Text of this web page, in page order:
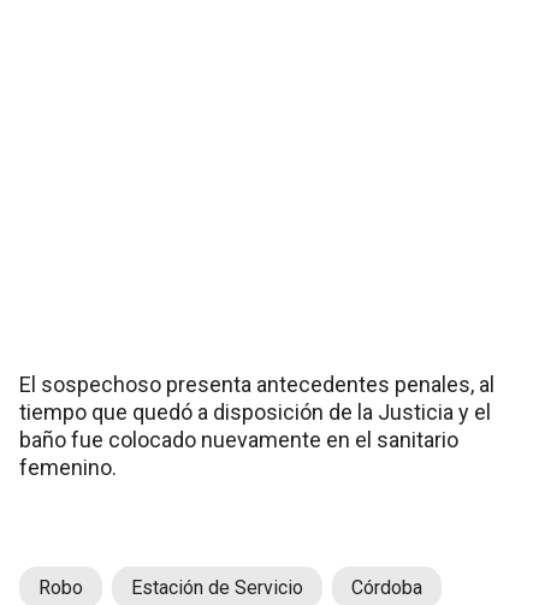
El sospechoso presenta antecedentes penales, al
tiempo que quedó a disposición de la Justicia y el
baño fue colocado nuevamente en el sanitario
femenino.
Robo Estación de Servicio Córdoba